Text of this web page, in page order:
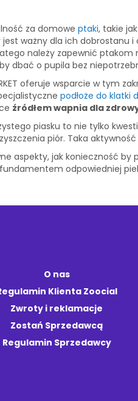
za domowe ptaki, takie
ważny dla ich dobrostanu i
należy zapewnić ptakom
dbać o pupila bez
oferuje wsparcie w tym
podłoże do klatki
źródłem wapnia dla
piasku to nie tylko
piór. Taka
aspekty, jak konieczność
odpowiedniej
O nas
Klienta Zoocial
Zwroty i reklamacje
Zostań Sprzedawcą
Regulamin Sprzedawcy